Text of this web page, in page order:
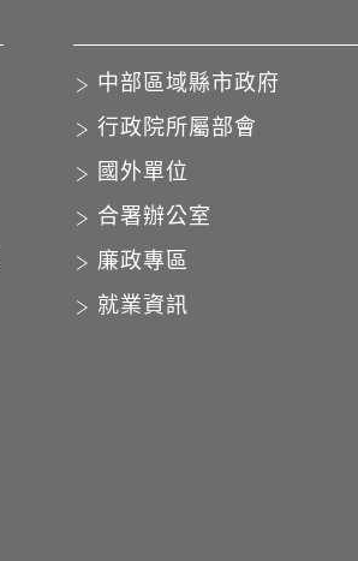
中部區域縣市政府
行政院所屬部會
國外單位
合署辦公室
廉政專區
就業資訊